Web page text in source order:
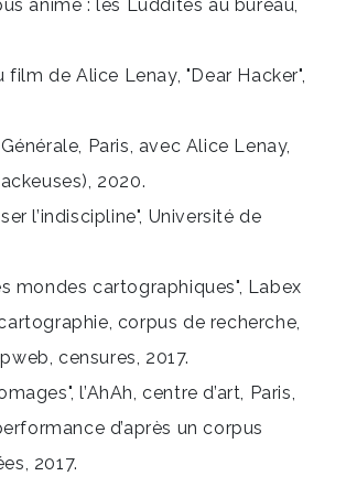
animé : les Luddites au bureau,
film de Alice Lenay, "Dear Hacker",
Paris, avec Alice Lenay,
2020.
l’indiscipline", Université de
mondes cartographiques", Labex
corpus de recherche,
censures, 2017.
l’AhAh, centre d’art, Paris,
d’après un corpus
2017.